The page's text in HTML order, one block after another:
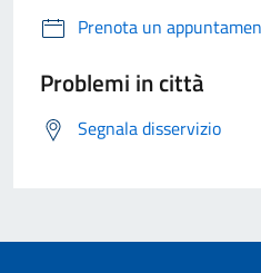
Prenota un
Problemi in città
Segnala disservizio